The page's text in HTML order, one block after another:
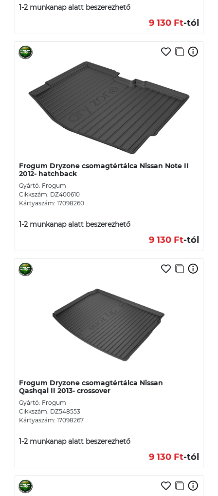
1-2 munkanap alatt beszerezhető
9 130 Ft-tól
Frogum Dryzone csomagtértálca Nissan Note II
2012- hatchback
Gyártó: Frogum
Cikkszám: DZ400610
Kártyaszám: 17098260
1-2 munkanap alatt beszerezhető
9 130 Ft-tól
Frogum Dryzone csomagtértálca Nissan
Qashqai II 2013- crossover
Gyártó: Frogum
Cikkszám: DZ548553
Kártyaszám: 17098267
1-2 munkanap alatt beszerezhető
9 130 Ft-tól